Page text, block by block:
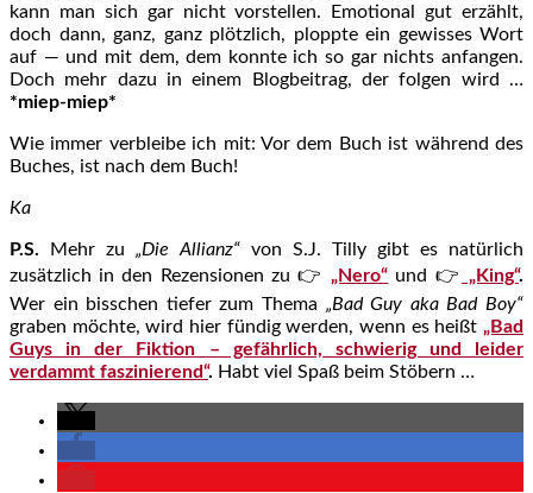
kann man sich gar nicht vorstellen. Emotional gut erzählt,
doch dann, ganz, ganz plötzlich, ploppte ein gewisses Wort
auf — und mit dem, dem konnte ich so gar nichts anfangen.
Doch mehr dazu in einem Blogbeitrag, der folgen wird …
*miep-miep*
Wie immer verbleibe ich mit: Vor dem Buch ist während des
Buches, ist nach dem Buch!
Ka
P.S. Mehr zu „Die Allianz“ von S.J. Tilly gibt es natürlich
zusätzlich in den Rezensionen zu 👉„Nero“ und 👉 „King“.
Wer ein bisschen tiefer zum Thema „Bad Guy aka Bad Boy“
graben möchte, wird hier fündig werden, wenn es heißt „Bad
Guys in der Fiktion – gefährlich, schwierig und leider
verdammt faszinierend“. Habt viel Spaß beim Stöbern …